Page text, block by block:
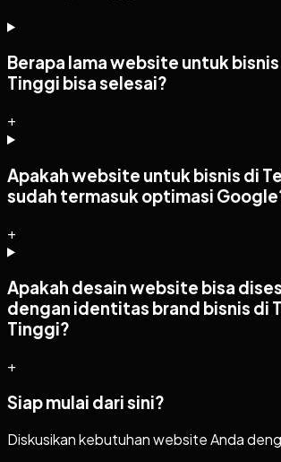
Berapa lama website untuk
Tinggi bisa selesai?
+
Apakah website untuk bisnis di
sudah termasuk optimasi
+
Apakah desain website bisa
dengan identitas brand bisnis di
Tinggi?
+
Siap mulai dari sini?
Diskusikan kebutuhan website Anda